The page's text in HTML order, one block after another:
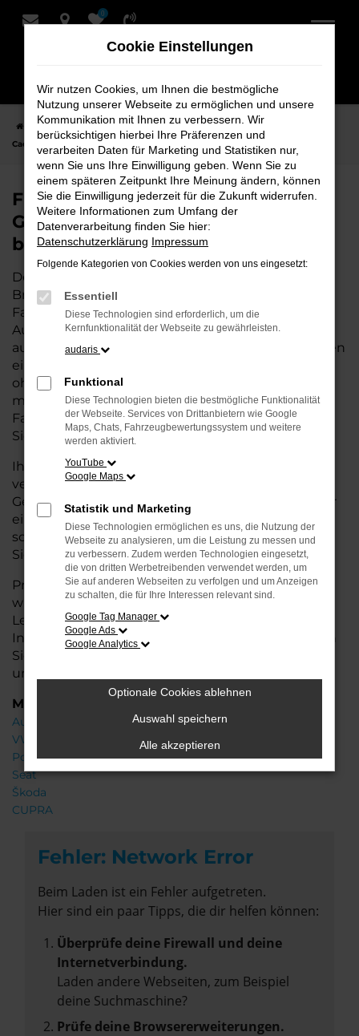
Zum
0
Startseite Bremervörde VW VW Caddy
Finden Sie Ihren VW
Caddy Gebrauchtwagen für Bremervörde bei Schmidt + Koch
Finden Sie Ihren VW Caddy
Gebrauchtwagen für Bremervörde
bei Schmidt + Koch
Der VW Caddy ist die perfekte Wahl für alle in
Bremervörde, die ein zuverlässiges und modernes
Fahrzeug suchen.Mit seiner erstklassigen
Ausstattung, der niedrigen Laufleistung und der
ausgezeichneten Pflege ist dieser Gebrauchtwagen
eine kostengünstige Alternative zum Neuwagen,
ohne auf Komfort und Qualität verzichten zu
müssen. Ob im Stadtverkehr oder für längere
Fahrten, der Caddy überzeugt durch Fahrkomfort,
Sicherheit und Wirtschaftlichkeit.
Ihr VW Autohaus in Bremervörde ist Ihr
vertrauenswürdiger Partner, wenn es um
Gebrauchtwagen geht. Wir bieten Ihnen nicht nur
eine große Auswahl an geprüften Fahrzeugen,
sondern auch eine fachkundige Beratung, damit
Sie das für Sie passende Modell finden.
Profitieren Sie von unseren zusätzlichenServices
wie attraktiven Finanzierungsmöglichkeiten,
Leasingangeboten und der bequemen
Inzahlungnahme Ihres alten Fahrzeugs. Besuchen
Sie uns und überzeugen Sie sich von der Qualität
und dem Service, den wir Ihnen bieten!
Marken
Audi
VW
Porsche
Seat
Škoda
CUPRA
Fehler: Network Error
Beim Laden ist ein Fehler aufgetreten.
Hier sind ein paar Tipps, die dir helfen können:
Überprüfe deine Firewall und deine
Internetverbindung.
Laden andere Webseiten, zum Beispiel
deine Suchmaschine?
Prüfe deine Browsererweiterungen.
Cookie Einstellungen
Wir nutzen Cookies, um Ihnen die bestmögliche
Nutzung unserer Webseite zu ermöglichen und unsere
Kommunikation mit Ihnen zu verbessern. Wir
berücksichtigen hierbei Ihre Präferenzen und
verarbeiten Daten für Marketing und Statistiken nur,
wenn Sie uns Ihre Einwilligung geben. Wenn Sie zu
einem späteren Zeitpunkt Ihre Meinung ändern, können
Sie die Einwilligung jederzeit für die Zukunft widerrufen.
Weitere Informationen zum Umfang der
Datenverarbeitung finden Sie hier:
Datenschutzerklärung Impressum
Folgende Kategorien von Cookies werden von uns eingesetzt:
Essentiell
Diese Technologien sind erforderlich, um die
Kernfunktionalität der Webseite zu gewährleisten.
audaris
Funktional
Diese Technologien bieten die bestmögliche Funktionalität
der Webseite. Services von Drittanbietern wie Google
Maps, Chats, Fahrzeugbewertungssystem und weitere
werden aktiviert.
YouTube
Google Maps
Statistik und Marketing
Diese Technologien ermöglichen es uns, die Nutzung der
Webseite zu analysieren, um die Leistung zu messen und
zu verbessern. Zudem werden Technologien eingesetzt,
die von dritten Werbetreibenden verwendet werden, um
Sie auf anderen Webseiten zu verfolgen und um Anzeigen
zu schalten, die für Ihre Interessen relevant sind.
Google Tag Manager
Google Ads
Google Analytics
Optionale Cookies ablehnen
Auswahl speichern
Alle akzeptieren